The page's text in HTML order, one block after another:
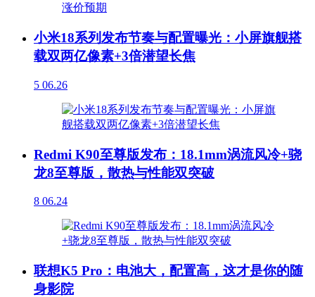
小米18系列发布节奏与配置曝光：小屏旗舰搭
载双两亿像素+3倍潜望长焦
5 06.26
Redmi K90至尊版发布：18.1mm涡流风冷+骁
龙8至尊版，散热与性能双突破
8 06.24
联想K5 Pro：电池大，配置高，这才是你的随
身影院